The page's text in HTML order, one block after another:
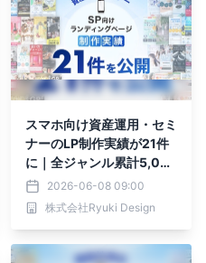
スマホ向け資産運用・セミ
ナーのLP制作実績が21件
に｜全ジャンル累計5,00
0本以上の制作実績
2026-06-08 09:00
株式会社Ryuki Design